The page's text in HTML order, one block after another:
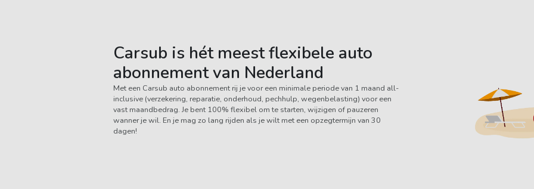
Carsub is hét meest flexibele auto
abonnement van Nederland
Met een Carsub auto abonnement rij je voor een minimale periode van 1 maand all-
inclusive (verzekering, reparatie, onderhoud, pechhulp, wegenbelasting) voor een
vast maandbedrag. Je bent 100% flexibel om te starten, wijzigen of pauzeren
wanner je wil. En je mag zo lang rijden als je wilt met een opzegtermijn van 30
dagen!